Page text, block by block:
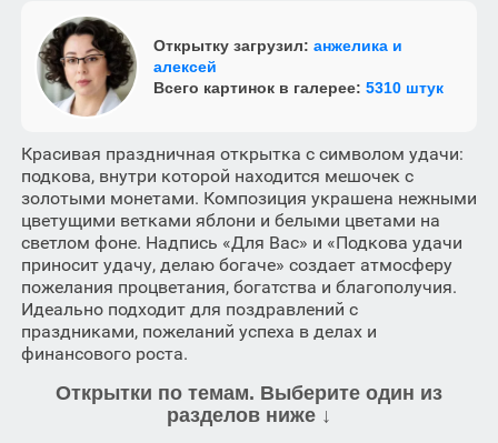
Открытку загрузил: анжелика и
алексей
Всего картинок в галерее: 5310 штук
Красивая праздничная открытка с символом удачи:
подкова, внутри которой находится мешочек с
золотыми монетами. Композиция украшена нежными
цветущими ветками яблони и белыми цветами на
светлом фоне. Надпись «Для Вас» и «Подкова удачи
приносит удачу, делаю богаче» создает атмосферу
пожелания процветания, богатства и благополучия.
Идеально подходит для поздравлений с
праздниками, пожеланий успеха в делах и
финансового роста.
Открытки по темам. Выберите один из
разделов ниже ↓